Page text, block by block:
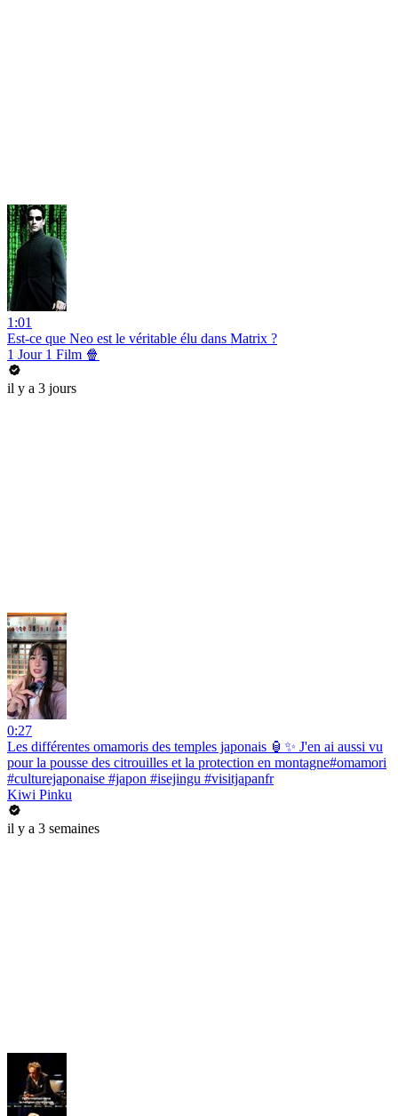
1:01
Est-ce que Neo est le véritable élu dans Matrix ?
1 Jour 1 Film 🍿
il y a 3 jours
0:27
Les différentes omamoris des temples japonais 🏮✨ J'en ai aussi vu
pour la pousse des citrouilles et la protection en montagne#omamori
#culturejaponaise #japon #isejingu #visitjapanfr
Kiwi Pinku
il y a 3 semaines